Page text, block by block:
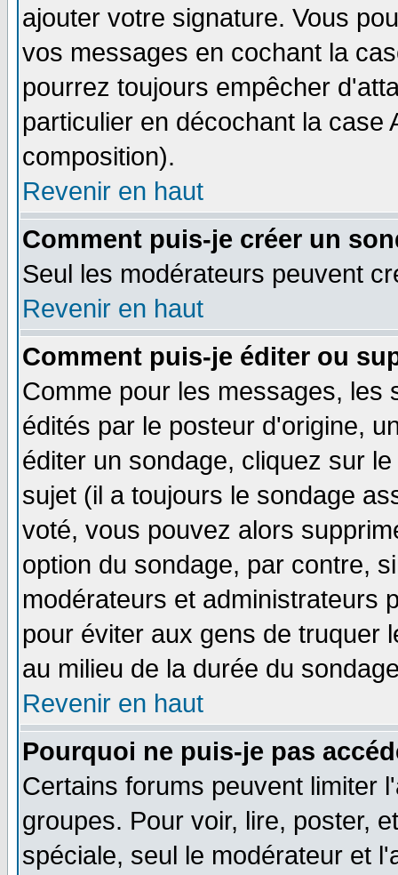
ajouter votre signature. Vous
vos messages en cochant la
pourrez toujours empêcher
particulier en décochant la
composition).
Revenir en haut
Comment puis-je créer un
Seul les modérateurs peuvent
Revenir en haut
Comment puis-je éditer ou
Comme pour les messages, les
édités par le posteur d'origine,
éditer un sondage, cliquez sur
sujet (il a toujours le sondage
voté, vous pouvez alors
option du sondage, par contre,
modérateurs et administrateurs
pour éviter aux gens de truquer
au milieu de la durée du
Revenir en haut
Pourquoi ne puis-je pas
Certains forums peuvent limiter
groupes. Pour voir, lire, poster,
spéciale, seul le modérateur et